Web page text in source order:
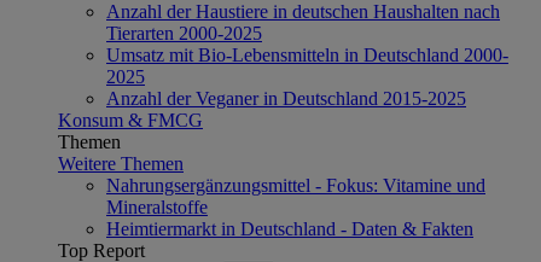
Anzahl der Haustiere in deutschen Haushalten nach
Tierarten 2000-2025
Umsatz mit Bio-Lebensmitteln in Deutschland 2000-
2025
Anzahl der Veganer in Deutschland 2015-2025
Konsum & FMCG
Themen
Weitere Themen
Nahrungsergänzungsmittel - Fokus: Vitamine und
Mineralstoffe
Heimtiermarkt in Deutschland - Daten & Fakten
Top Report